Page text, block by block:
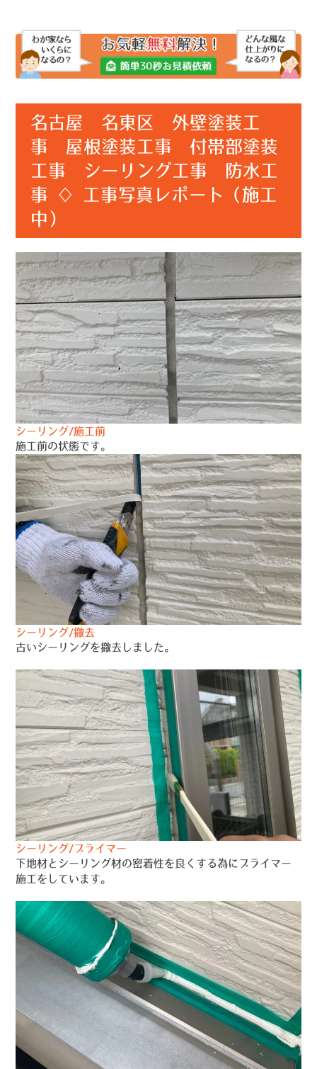
名古屋 名東区 外壁塗装工
事 屋根塗装工事 付帯部塗装
工事 シーリング工事 防水工
事 ♢ 工事写真レポート（施工
中）
シーリング/施工前
施工前の状態です。
シーリング/撤去
古いシーリングを撤去しました。
シーリング/プライマー
下地材とシーリング材の密着性を良くする為にプライマー
施工をしています。